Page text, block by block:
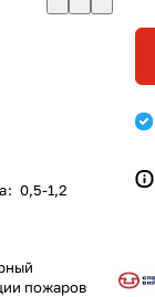
: 0,5-1,2
пожаров